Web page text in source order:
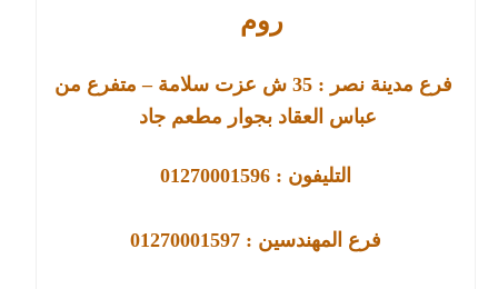
روم
فرع مدينة نصر :35 ش عزت سلامة – متفرع من
عباس العقاد بجوار مطعم جاد
التليفون : 01270001596
فرع المهندسين : 01270001597